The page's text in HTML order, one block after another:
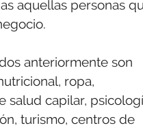
aquellas personas
anteriormente son
ropa,
salud capilar,
turismo, centros de